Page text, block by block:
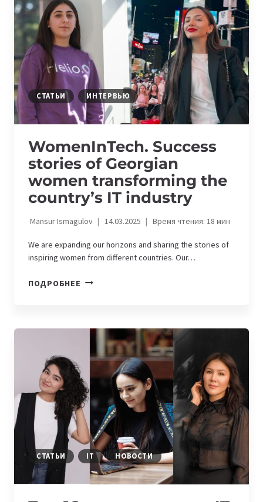
РЕЗУЛЬТАТ»,
—
ДЕВУШКИ
ИЗ
КЫРГЫЗСТАНА
О
РОЛИ
ЖЕНЩИН
В
СТАТЬИ ИНТЕРВЬЮ
WomenInTech. Success
stories of Georgian
women transforming the
country’s IT industry
Mansur Ismagulov 14.03.2025 Время чтения: 18мин
We are expanding our horizons and sharing the stories of
inspiring women from different countries. Our…
ПОДРОБНЕЕ WOMENINTECH.
GEORGIAN
WOMEN
TRANSFORMING
THE
COUNTRY’S
IT
INDUSTRY
СТАТЬИ IT НОВОСТИ